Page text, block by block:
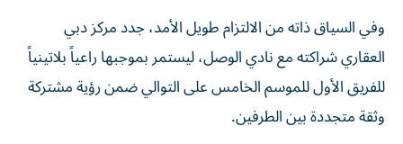
وفي السياق ذاته من الالتزام طويل الأمد، جدد مركز دبي
العقاري شراكته مع نادي الوصل، ليستمر بموجبها راعياً بلاتينياً
للفريق الأول للموسم الخامس على التوالي ضمن رؤية مشتركة
وثقة متجددة بين الطرفين.